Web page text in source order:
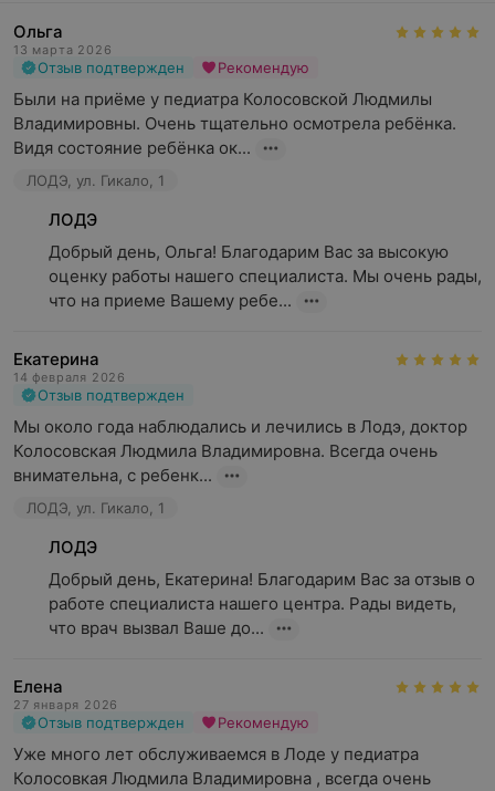
Ольга
13 марта 2026
Отзыв подтвержден Рекомендую
Были на приёме у педиатра Колосовской Людмилы
Владимировны. Очень тщательно осмотрела ребёнка.
Видя состояние ребёнка ок...
ЛОДЭ, ул. Гикало, 1
ЛОДЭ
Добрый день, Ольга! Благодарим Вас за высокую
оценку работы нашего специалиста. Мы очень рады,
что на приеме Вашему ребе...
Екатерина
14 февраля 2026
Отзыв подтвержден
Мы около года наблюдались и лечились в Лодэ, доктор
Колосовская Людмила Владимировна. Всегда очень
внимательна, с ребенк...
ЛОДЭ, ул. Гикало, 1
ЛОДЭ
Добрый день, Екатерина! Благодарим Вас за отзыв о
работе специалиста нашего центра. Рады видеть,
что врач вызвал Ваше до...
Елена
27 января 2026
Отзыв подтвержден Рекомендую
Уже много лет обслуживаемся в Лоде у педиатра
Колосовкая Людмила Владимировна , всегда очень